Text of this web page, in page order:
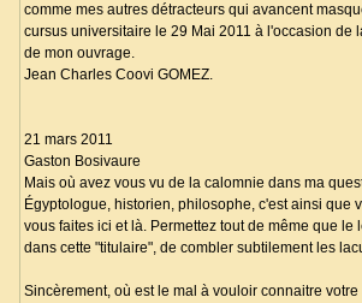
comme mes autres détracteurs qui avancent
cursus universitaire le 29 Mai 2011 à l'occasion de
de mon ouvrage.
Jean Charles Coovi GOMEZ.
21 mars 2011
Gaston Bosivaure
Mais où avez vous vu de la calomnie dans ma
Égyptologue, historien, philosophe, c'est ainsi
vous faites ici et là. Permettez tout de même que
dans cette "titulaire", de combler subtilement les
Sincèrement, où est le mal à vouloir connaitre